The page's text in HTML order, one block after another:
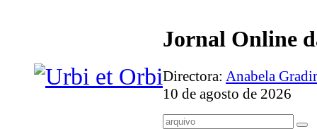
Jornal Online
Directora: Anabela
10 de agosto de 2026